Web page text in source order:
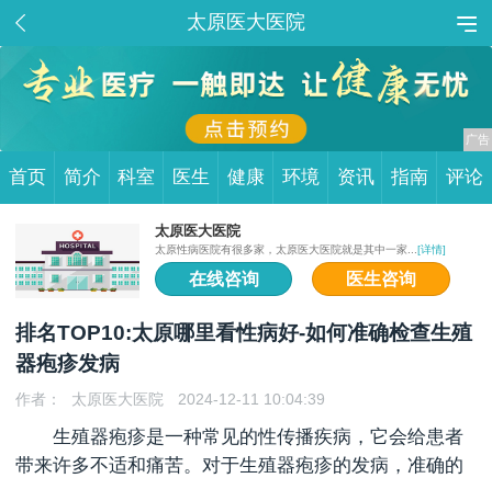
太原医大医院
首页 简介 科室 医生 健康 环境 资讯 指南 评论
太原医大医院
太原性病医院有很多家，太原医大医院就是其中一家... [详情]
在线咨询 医生咨询
排名TOP10:太原哪里看性病好-如何准确检查生殖
器疱疹发病
作者： 太原医大医院 2024-12-11 10:04:39
生殖器疱疹是一种常见的性传播疾病，它会给患者
带来许多不适和痛苦。对于生殖器疱疹的发病，准确的